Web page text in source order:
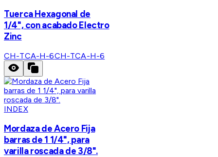
Tuerca Hexagonal de
1/4", con acabado Electro
Zinc
CH-TCA-H-6CH-TCA-H-6
INDEX
Mordaza de Acero Fija
barras de 1 1/4", para
varilla roscada de 3/8".